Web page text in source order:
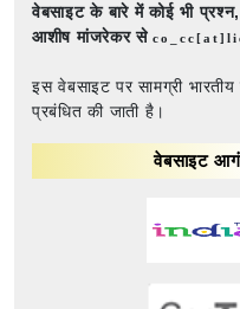
वेबसाइट के बारे में कोई भी प्रश्न,
आशीष मांजरेकर से
इस वेबसाइट पर सामग्री भारतीय
प्रबंधित की जाती है।
वेबसाइट